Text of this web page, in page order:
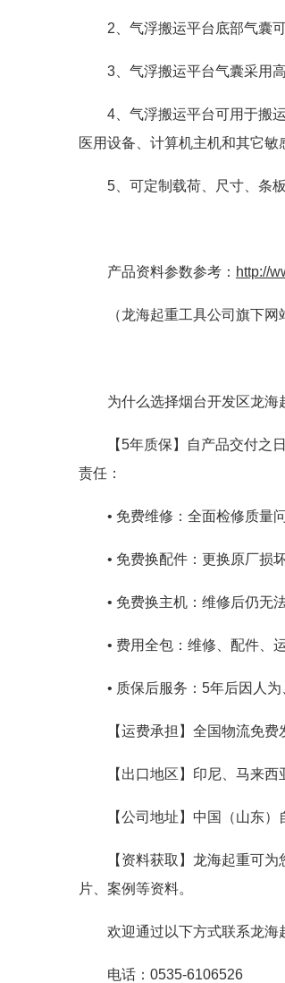
2、气浮搬运平台底部气囊
3、气浮搬运平台气囊采用
4、气浮搬运平台可用于搬
医用设备、计算机主机和其它敏
5、可定制载荷、尺寸、条
产品资料参数参考： http://
（龙海起重工具公司旗下网
为什么选择烟台开发区龙海
【5年质保】自产品交付之
责任：
• 免费维修：全面检修质量问
• 免费换配件：更换原厂损
• 免费换主机：维修后仍无
• 费用全包：维修、配件、
• 质保后服务：5年后因人
【运费承担】全国物流免
【出口地区】印尼、马来
【公司地址】中国（山东
【资料获取】龙海起重可
片、案例等资料。
欢迎通过以下方式联系龙海
电话：0535-6106526